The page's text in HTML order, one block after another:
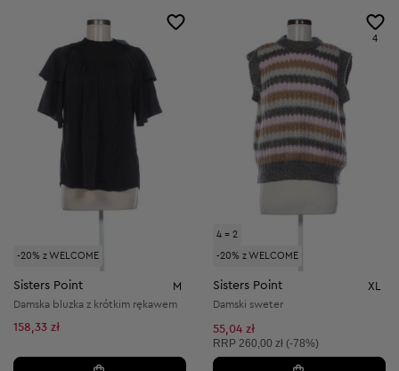
-20% z WELCOME
Sisters Point M
Damska bluzka z krótkim rękawem
158,33 zł
4 = 2
-20% z WELCOME
4
Sisters Point XL
Damski sweter
55,04 zł
Cena sugerowana:
RRP 260,00 zł (-78%)